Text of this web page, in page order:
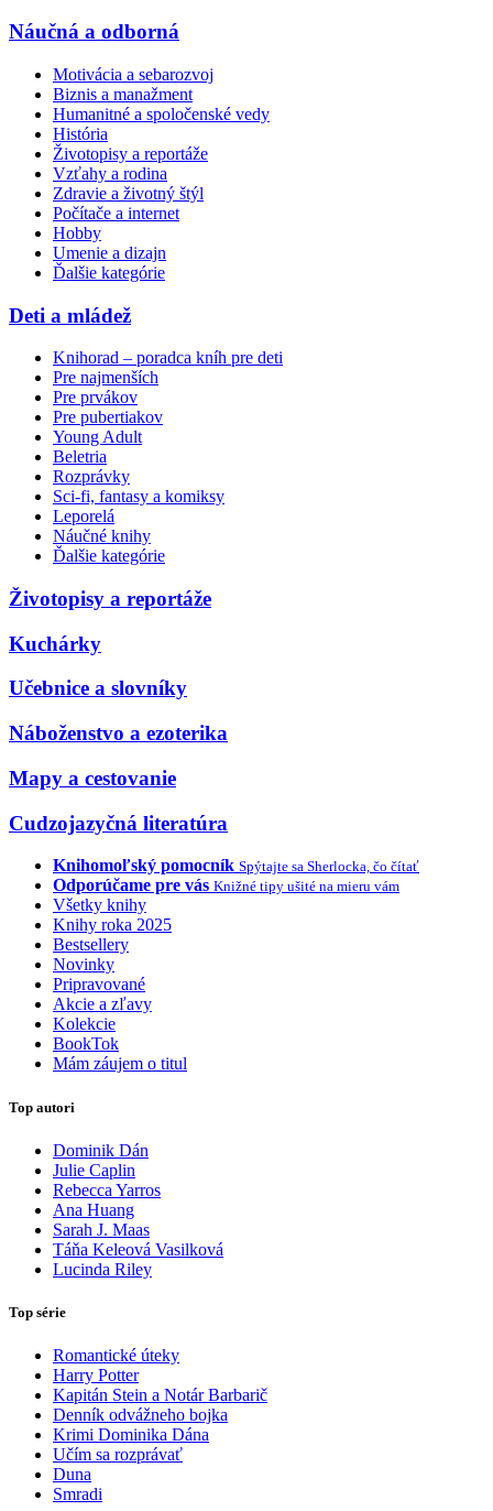
Náučná a odborná
Motivácia a sebarozvoj
Biznis a manažment
Humanitné a spoločenské vedy
História
Životopisy a reportáže
Vzťahy a rodina
Zdravie a životný štýl
Počítače a internet
Hobby
Umenie a dizajn
Ďalšie kategórie
Deti a mládež
Knihorad – poradca kníh pre deti
Pre najmenších
Pre prvákov
Pre pubertiakov
Young Adult
Beletria
Rozprávky
Sci-fi, fantasy a komiksy
Leporelá
Náučné knihy
Ďalšie kategórie
Životopisy a reportáže
Kuchárky
Učebnice a slovníky
Náboženstvo a ezoterika
Mapy a cestovanie
Cudzojazyčná literatúra
Knihomoľský pomocník Spýtajte sa Sherlocka, čo čítať
Odporúčame pre vás Knižné tipy ušité na mieru vám
Všetky knihy
Knihy roka 2025
Bestsellery
Novinky
Pripravované
Akcie a zľavy
Kolekcie
BookTok
Mám záujem o titul
Top autori
Dominik Dán
Julie Caplin
Rebecca Yarros
Ana Huang
Sarah J. Maas
Táňa Keleová Vasilková
Lucinda Riley
Top série
Romantické úteky
Harry Potter
Kapitán Stein a Notár Barbarič
Denník odvážneho bojka
Krimi Dominika Dána
Učím sa rozprávať
Duna
Smradi